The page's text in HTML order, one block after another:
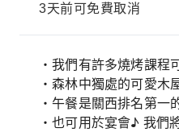
3天前可免費取消
・我們有許多燒烤課
・森林中獨處的可愛木
・午餐是關西排名第一
・也可用於宴會♪ 我們